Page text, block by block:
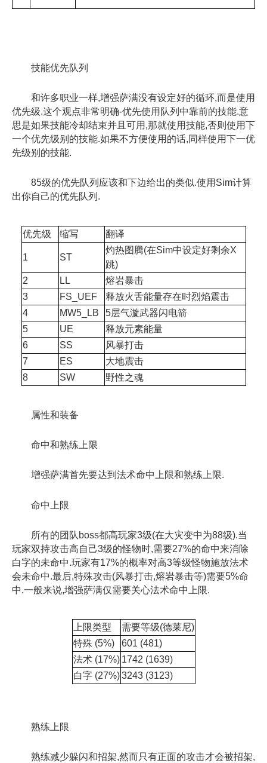
技能优先队列
和许多职业一样,增强萨满没有设定好的循环,而是使用
优先级.这个观点非常明确-优先使用队列中靠前的技能.意
思是如果技能冷却结束并且可用,那就使用技能,否则使用下
一个优先级别的技能.如果不方便使用的话,同样使用下一优
先级别的技能.
85级的优先队列应该和下边给出的类似.使用Sim计算
出你自己的优先队列.
优先级 缩写 翻译
1 ST
灼热图腾(在Sim中设定好剩余X
跳)
2
LL
熔岩暴击
3
FS_UEF
释放火舌能量存在时烈焰震击
4
MW5_LB
5层气漩武器闪电箭
5
UE
释放元素能量
6
SS
风暴打击
7
ES
大地震击
8
SW 野性之魂
属性和装备
命中和熟练上限
增强萨满首先要达到法术命中上限和熟练上限.
命中上限
所有的团队boss都高玩家3级(在大灾变中为88级).当
玩家双持攻击高自己3级的怪物时,需要27%的命中来消除
白字的未命中.玩家有17%的概率对高3等级怪物施放法术
会未命中.最后,特殊攻击(风暴打击,熔岩暴击等)需要5%命
中.一般来说,增强萨满仅需要关心法术命中上限.
上限类型
需要等级(德莱尼)
特殊 (5%)
601 (481)
法术 (17%) 1742 (1639)
白字 (27%) 3243 (3123)
熟练上限
熟练减少躲闪和招架,然而只有正面的攻击才会被招架,